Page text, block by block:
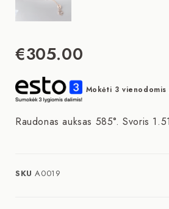
€305.00
Mokėti 3
Raudonas auksas 585°. Svoris
SKUA0019